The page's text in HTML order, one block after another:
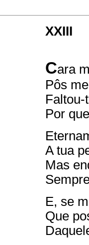
XXIII
Cara
Pôs
Faltou-
Por
A tua
Mas
E, se
Que